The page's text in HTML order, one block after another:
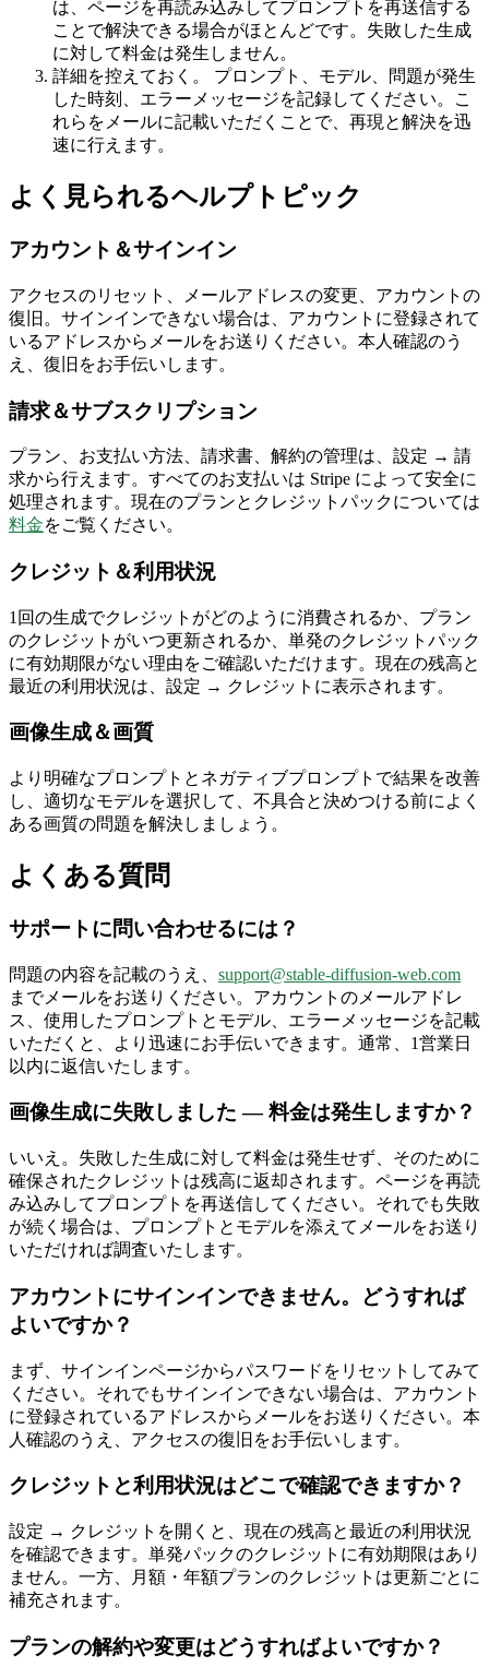
は、ページを再読み込みしてプロンプトを再送信する
ことで解決できる場合がほとんどです。失敗した生成
に対して料金は発生しません。
詳細を控えておく。
プロンプト、モデル、問題が発生
した時刻、エラーメッセージを記録してください。こ
れらをメールに記載いただくことで、再現と解決を迅
速に行えます。
よく見られるヘルプトピック
アカウント＆サインイン
アクセスのリセット、メールアドレスの変更、アカウントの
復旧。サインインできない場合は、アカウントに登録されて
いるアドレスからメールをお送りください。本人確認のう
え、復旧をお手伝いします。
請求＆サブスクリプション
プラン、お支払い方法、請求書、解約の管理は、設定 → 請
求から行えます。すべてのお支払いは Stripe によって安全に
処理されます。現在のプランとクレジットパックについては
料金をご覧ください。
クレジット＆利用状況
1回の生成でクレジットがどのように消費されるか、プラン
のクレジットがいつ更新されるか、単発のクレジットパック
に有効期限がない理由をご確認いただけます。現在の残高と
最近の利用状況は、設定 → クレジットに表示されます。
画像生成＆画質
より明確なプロンプトとネガティブプロンプトで結果を改善
し、適切なモデルを選択して、不具合と決めつける前によく
ある画質の問題を解決しましょう。
よくある質問
サポートに問い合わせるには？
問題の内容を記載のうえ、 support@stable-diffusion-web.com
までメールをお送りください。アカウントのメールアドレ
ス、使用したプロンプトとモデル、エラーメッセージを記載
いただくと、より迅速にお手伝いできます。通常、1営業日
以内に返信いたします。
画像生成に失敗しました — 料金は発生しますか？
いいえ。失敗した生成に対して料金は発生せず、そのために
確保されたクレジットは残高に返却されます。ページを再読
み込みしてプロンプトを再送信してください。それでも失敗
が続く場合は、プロンプトとモデルを添えてメールをお送り
いただければ調査いたします。
アカウントにサインインできません。どうすれば
よいですか？
まず、サインインページからパスワードをリセットしてみて
ください。それでもサインインできない場合は、アカウント
に登録されているアドレスからメールをお送りください。本
人確認のうえ、アクセスの復旧をお手伝いします。
クレジットと利用状況はどこで確認できますか？
設定 → クレジットを開くと、現在の残高と最近の利用状況
を確認できます。単発パックのクレジットに有効期限はあり
ません。一方、月額・年額プランのクレジットは更新ごとに
補充されます。
プランの解約や変更はどうすればよいですか？